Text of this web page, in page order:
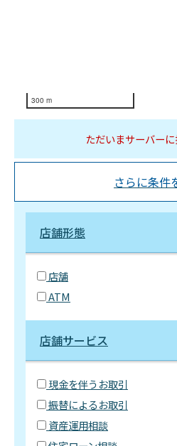
300 m
ただいまサーバーに
さらに条件
店舗形態
店舗
ATM
店舗サービス
現金を伴うお取引
振替によるお取引
資産運用相談